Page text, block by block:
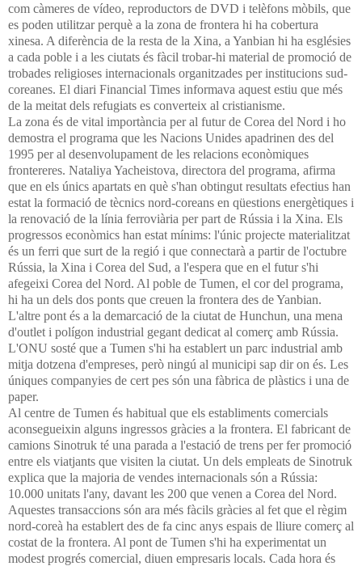
com càmeres de vídeo, reproductors de DVD i telèfons mòbils, que
es poden utilitzar perquè a la zona de frontera hi ha cobertura
xinesa. A diferència de la resta de la Xina, a Yanbian hi ha esglésies
a cada poble i a les ciutats és fàcil trobar-hi material de promoció de
trobades religioses internacionals organitzades per institucions sud-
coreanes. El diari Financial Times informava aquest estiu que més
de la meitat dels refugiats es converteix al cristianisme.
La zona és de vital importància per al futur de Corea del Nord i ho
demostra el programa que les Nacions Unides apadrinen des del
1995 per al desenvolupament de les relacions econòmiques
frontereres. Nataliya Yacheistova, directora del programa, afirma
que en els únics apartats en què s'han obtingut resultats efectius han
estat la formació de tècnics nord-coreans en qüestions energètiques i
la renovació de la línia ferroviària per part de Rússia i la Xina. Els
progressos econòmics han estat mínims: l'únic projecte materialitzat
és un ferri que surt de la regió i que connectarà a partir de l'octubre
Rússia, la Xina i Corea del Sud, a l'espera que en el futur s'hi
afegeixi Corea del Nord. Al poble de Tumen, el cor del programa,
hi ha un dels dos ponts que creuen la frontera des de Yanbian.
L'altre pont és a la demarcació de la ciutat de Hunchun, una mena
d'outlet i polígon industrial gegant dedicat al comerç amb Rússia.
L'ONU sosté que a Tumen s'hi ha establert un parc industrial amb
mitja dotzena d'empreses, però ningú al municipi sap dir on és. Les
úniques companyies de cert pes són una fàbrica de plàstics i una de
paper.
Al centre de Tumen és habitual que els establiments comercials
aconsegueixin alguns ingressos gràcies a la frontera. El fabricant de
camions Sinotruk té una parada a l'estació de trens per fer promoció
entre els viatjants que visiten la ciutat. Un dels empleats de Sinotruk
explica que la majoria de vendes internacionals són a Rússia:
10.000 unitats l'any, davant les 200 que venen a Corea del Nord.
Aquestes transaccions són ara més fàcils gràcies al fet que el règim
nord-coreà ha establert des de fa cinc anys espais de lliure comerç al
costat de la frontera. Al pont de Tumen s'hi ha experimentat un
modest progrés comercial, diuen empresaris locals. Cada hora és